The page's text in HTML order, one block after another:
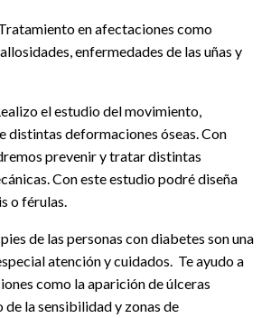
en afectaciones como
enfermedades de las uñas y
el estudio del movimiento,
distintas deformaciones óseas. Con
prevenir y tratar distintas
Con este estudio podré diseña
o férulas.
de las personas con diabetes son una
atención y cuidados. Te ayudo a
como la aparición de úlceras
de la sensibilidad y zonas de